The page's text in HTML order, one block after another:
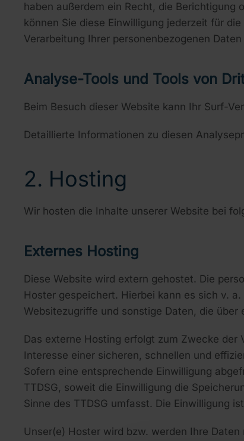
haben außerdem ein Recht, die Berichtigung
können Sie diese Einwilligung jederzeit für
Verarbeitung Ihrer personenbezogenen
Analyse-Tools und Tools von
Beim Besuch dieser Website kann Ihr Surf-
Detaillierte Informationen zu diesen
2. Hosting
Wir hosten die Inhalte unserer Website bei
Externes Hosting
Diese Website wird extern gehostet. Die
Hoster gespeichert. Hierbei kann es sich v.
Websitezugriffe und sonstige Daten, die
Das externe Hosting erfolgt zum Zwecke der
Interesse einer sicheren, schnellen und
Sofern eine entsprechende Einwilligung
TTDSG, soweit die Einwilligung die
Sinne des TTDSG umfasst. Die Einwilligung
Unser(e) Hoster wird bzw. werden Ihre